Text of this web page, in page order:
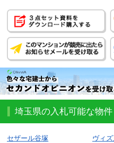
埼玉県の入札可能な物件
セザール谷塚 ヴィ